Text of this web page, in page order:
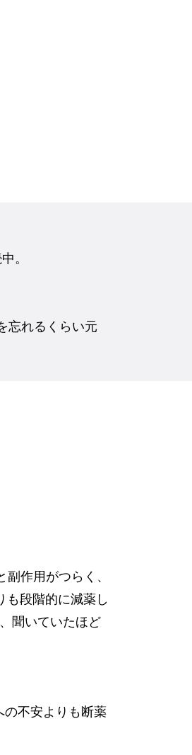
。
忘れるくらい元
作用がつらく、
も段階的に減薬し
聞いていたほど
の不安よりも断薬